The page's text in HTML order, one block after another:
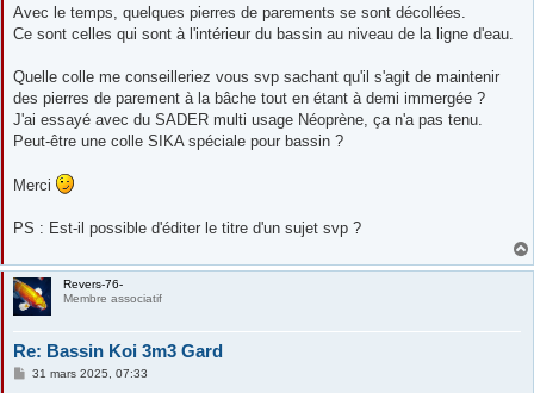
g
Avec le temps, quelques pierres de parements se sont décollées.
Ce sont celles qui sont à l'intérieur du bassin au niveau de la ligne d'eau.
Quelle colle me conseilleriez vous svp sachant qu'il s'agit de maintenir
des pierres de parement à la bâche tout en étant à demi immergée ?
J'ai essayé avec du SADER multi usage Néoprène, ça n'a pas tenu.
Peut-être une colle SIKA spéciale pour bassin ?
Merci
PS : Est-il possible d'éditer le titre d'un sujet svp ?
Revers-76-
Membre associatif
Re: Bassin Koi 3m3 Gard
M31 mars 2025, 07:33